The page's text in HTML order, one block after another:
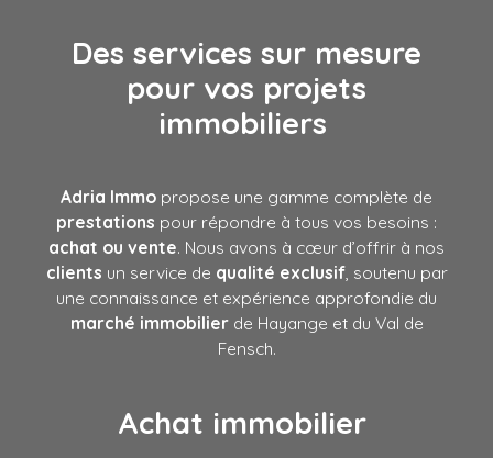
Des services sur mesure
pour vos projets
immobiliers
Adria Immo propose une gamme complète de
prestations pour répondre à tous vos besoins :
achat ou vente. Nous avons à cœur d’offrir à nos
clients un service de qualité exclusif, soutenu par
une connaissance et expérience approfondie du
marché immobilierde Hayange et du Val de
Fensch.
Achat immobilier